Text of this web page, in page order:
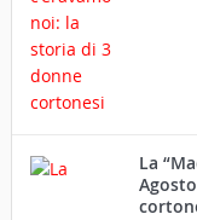
La